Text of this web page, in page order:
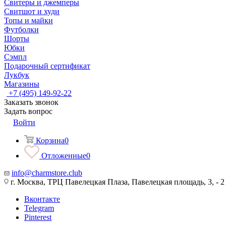
Свитеры и джемперы
Свитшот и худи
Топы и майки
Футболки
Шорты
Юбки
Сэмпл
Подарочный сертификат
Лукбук
Магазины
+7 (495) 149-92-22
Заказать звонок
Задать вопрос
Войти
Корзина0
Отложенные0
info@charmstore.club
г. Москва, ТРЦ Павелецкая Плаза, Павелецкая площадь, 3, - 2
Вконтакте
Telegram
Pinterest